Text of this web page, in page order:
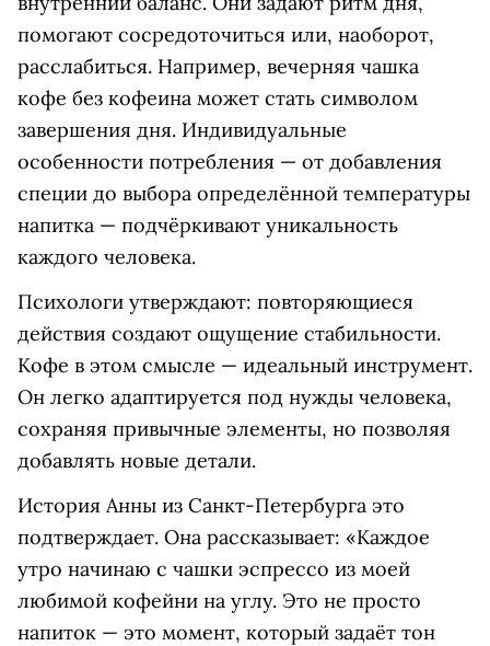
помогают сосредоточиться или, наоборот,
расслабиться. Например, вечерняя чашка
кофе без кофеина может стать символом
завершения дня. Индивидуальные
особенности потребления — от добавления
специи до выбора определённой температуры
напитка — подчёркивают уникальность
каждого человека.
Психологи утверждают: повторяющиеся
действия создают ощущение стабильности.
Кофе в этом смысле — идеальный инструмент.
Он легко адаптируется под нужды человека,
сохраняя привычные элементы, но позволяя
добавлять новые детали.
История Анны из Санкт-Петербурга это
подтверждает. Она рассказывает: «Каждое
утро начинаю с чашки эспрессо из моей
любимой кофейни на углу. Это не просто
напиток — это момент, который задаёт тон